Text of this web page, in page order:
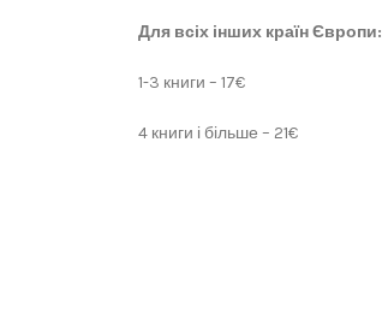
Для всіх інших країн Європи:
1-3 книги – 17€
4 книги і більше – 21€